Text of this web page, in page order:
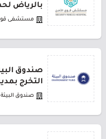
بالرياض
مستشفى
صندوق
التخرج
صندوق البيئة